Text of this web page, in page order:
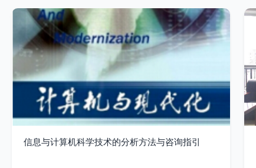
信息与计算机科学技术的分析方法与咨询指引